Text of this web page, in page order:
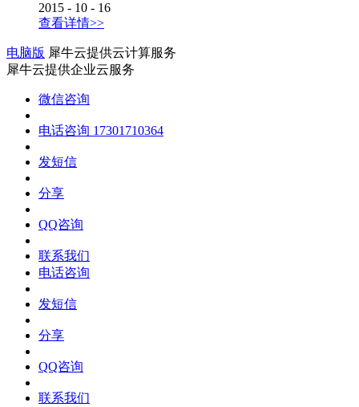
2015 - 10 - 16
查看详情>>
电脑版 犀牛云提供云计算服务
犀牛云提供企业云服务
微信咨询
电话咨询 17301710364
发短信
分享
QQ咨询
联系我们
电话咨询
发短信
分享
QQ咨询
联系我们